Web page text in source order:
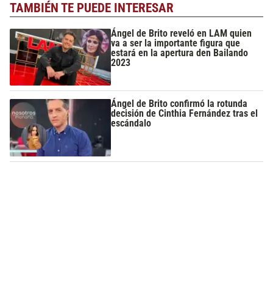
TAMBIÉN TE PUEDE INTERESAR
Ángel de Brito reveló en LAM quien
va a ser la importante figura que
estará en la apertura den Bailando
2023
Ángel de Brito confirmó la rotunda
decisión de Cinthia Fernández tras el
escándalo